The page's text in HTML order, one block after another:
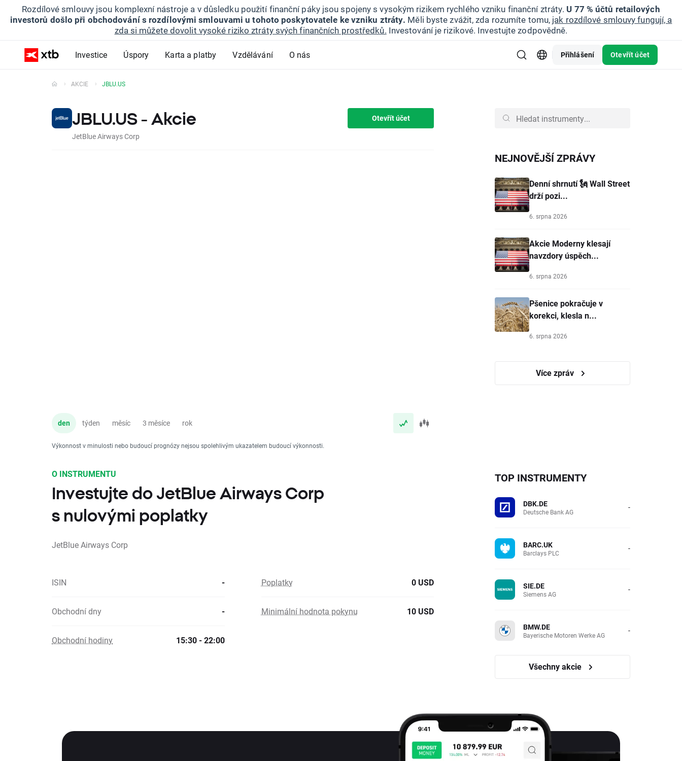
Rozdílové smlouvy jsou komplexní nástroje a v důsledku použití finanční páky jsou spojeny s vysokým rizikem rychlého vzniku finanční ztráty. U 77 % účtů retailových
investorů došlo při obchodování s rozdílovými smlouvami u tohoto poskytovatele ke vzniku ztráty. Měli byste zvážit, zda rozumíte tomu, jak rozdílové smlouvy fungují, a
zda si můžete dovolit vysoké riziko ztráty svých finančních prostředků. Investování je rizikové. Investujte zodpovědně.
Investice Úspory Karta a platby Vzdělávání O nás Přihlášení Otevřít účet
AKCIE JBLU.US
JBLU.US - Akcie
JetBlue Airways Corp
Otevřít účet
den týden měsíc 3 měsíce rok
Výkonnost v minulosti nebo budoucí prognózy nejsou spolehlivým ukazatelem budoucí výkonnosti.
NEJNOVĚJŠÍ ZPRÁVY
Denní shrnutí 🗽 Wall Street
drží pozi...
6. srpna 2026
Akcie Moderny klesají
navzdory úspěch...
6. srpna 2026
Pšenice pokračuje v
korekci, klesla n...
6. srpna 2026
Více zpráv
O INSTRUMENTU
Investujte do JetBlue Airways Corp
s nulovými poplatky
JetBlue Airways Corp
ISIN - Poplatky 0 USD
Obchodní dny - Minimální hodnota pokynu 10 USD
Obchodní hodiny 15:30 - 22:00
TOP INSTRUMENTY
DBK.DE
Deutsche Bank AG -
BARC.UK
Barclays PLC -
SIE.DE
Siemens AG -
BMW.DE
Bayerische Motoren Werke AG -
Všechny akcie